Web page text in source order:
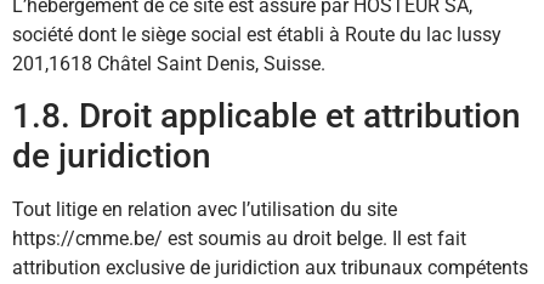
L’hébergement de ce site est assuré par HOSTEUR SA,
société dont le siège social est établi à Route du lac lussy
201,1618 Châtel Saint Denis, Suisse.
1.8. Droit applicable et attribution
de juridiction
Tout litige en relation avec l’utilisation du site
https://cmme.be/ est soumis au droit belge. Il est fait
attribution exclusive de juridiction aux tribunaux compétents